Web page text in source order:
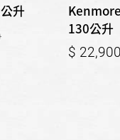
升
130公升
22,900